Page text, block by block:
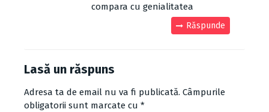
compara cu genialitatea
Răspunde
Lasă un răspuns
Adresa ta de email nu va fi publicată. Câmpurile
obligatorii sunt marcate cu *